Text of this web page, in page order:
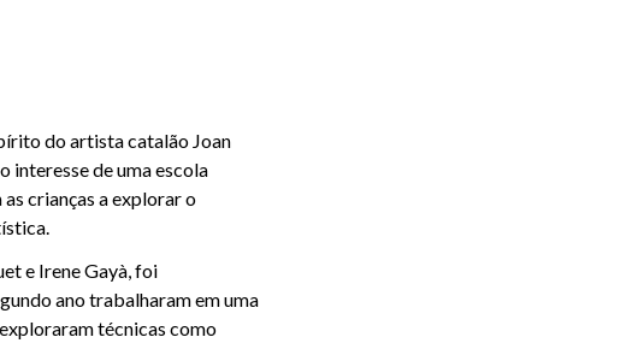
do artista catalão Joan
interesse de uma escola
crianças a explorar o
e Irene Gayà, foi
ano trabalharam em uma
técnicas como